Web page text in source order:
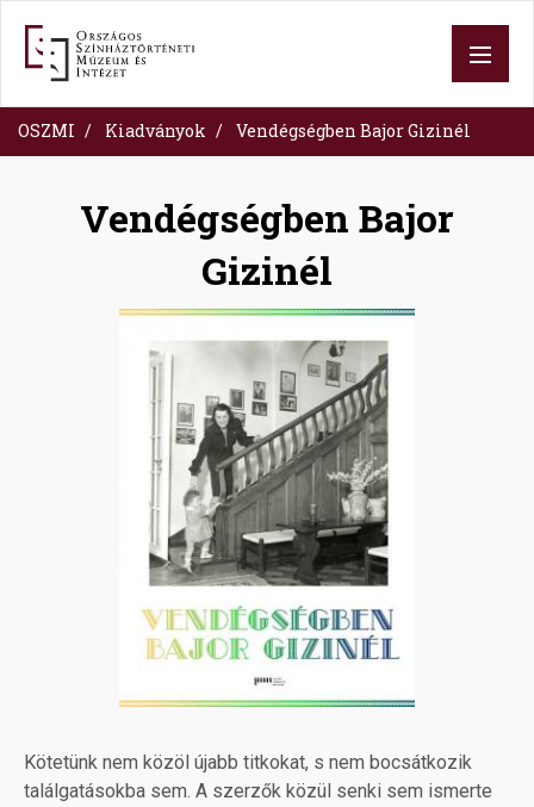
tartalomra
OSZMI Kiadványok Vendégségben Bajor Gizinél
Vendégségben Bajor
Gizinél
Image
Kötetünk nem közöl újabb titkokat, s nem bocsátkozik
találgatásokba sem. A szerzők közül senki sem ismerte